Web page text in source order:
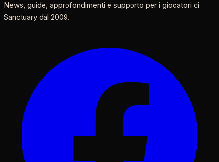
News, guide, approfondimenti e supporto per i giocatori di
Sanctuary dal 2009.